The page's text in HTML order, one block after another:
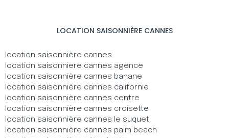
LOCATION SAISONNIÈRE CANNES
location saisonnière cannes
location saisonniere cannes agence
location saisonnière cannes banane
location saisonnière cannes californie
location saisonnière cannes centre
location saisonnière cannes croisette
location saisonnière cannes le suquet
location saisonnière cannes palm beach